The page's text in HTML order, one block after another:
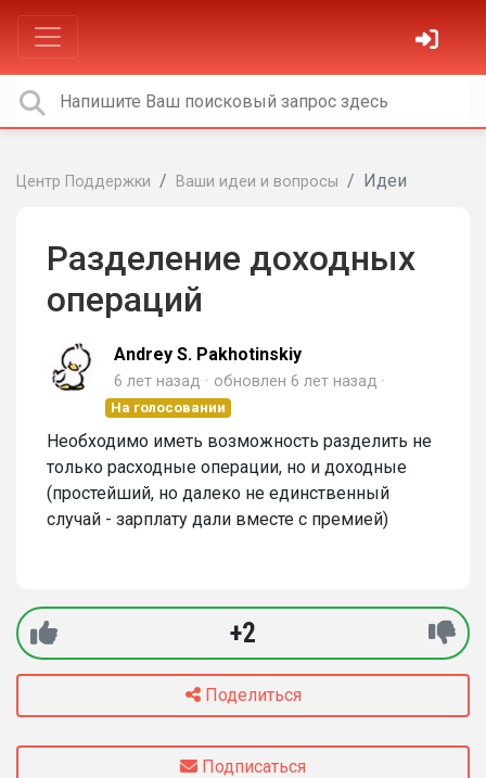
Центр Поддержки Ваши идеи и вопросы Идеи
Разделение доходных
операций
Andrey S. Pakhotinskiy
6 лет назад обновлен 6 лет назад
На голосовании
Необходимо иметь возможность разделить не
только расходные операции, но и доходные
(простейший, но далеко не единственный
случай - зарплату дали вместе с премией)
+2
Поделиться
Подписаться